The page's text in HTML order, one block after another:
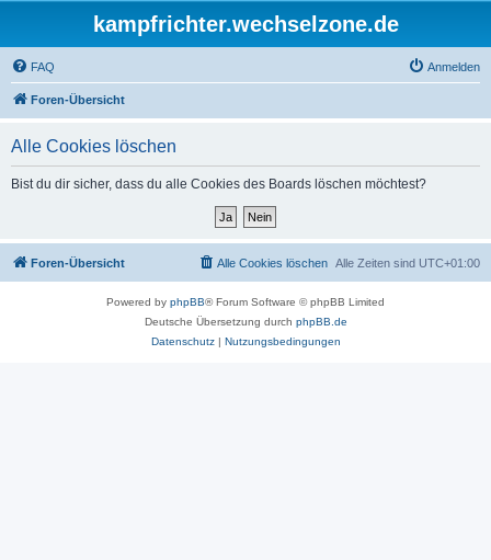
kampfrichter.wechselzone.de
FAQ Anmelden
Foren-Übersicht
Alle Cookies löschen
Bist du dir sicher, dass du alle Cookies des Boards löschen möchtest?
Foren-Übersicht Alle Zeiten sind UTC+01:00
Alle Cookies löschen
Powered by phpBB® Forum Software © phpBB Limited
Deutsche Übersetzung durch phpBB.de
Datenschutz| Nutzungsbedingungen